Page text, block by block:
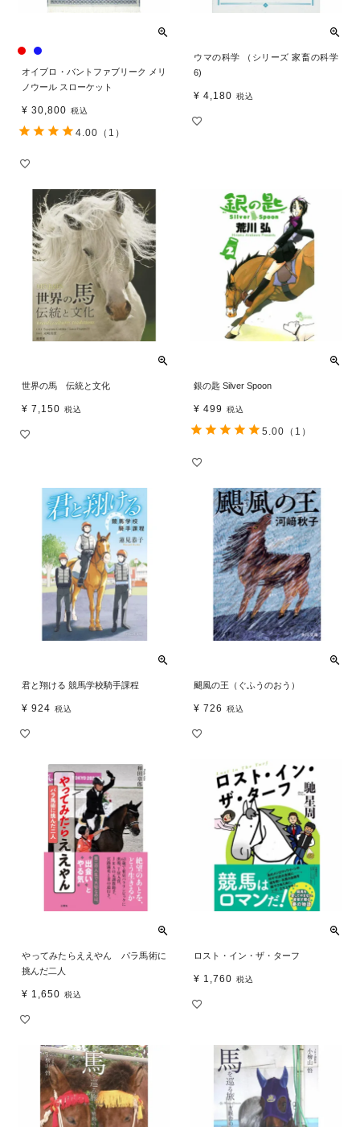
オイブロ・バントファブリーク メリ
ノウール スローケット
¥ 30,800 税込
4.00 （1）
ウマの科学 （シリーズ 家畜の科学
6)
¥ 4,180 税込
世界の馬 伝統と文化
¥ 7,150 税込
銀の匙 Silver Spoon
¥ 499 税込
5.00 （1）
君と翔ける 競馬学校騎手課程
¥ 924 税込
颶風の王（ぐふうのおう）
¥ 726 税込
やってみたらええやん パラ馬術に
挑んだ二人
¥ 1,650 税込
ロスト・イン・ザ・ターフ
¥ 1,760 税込